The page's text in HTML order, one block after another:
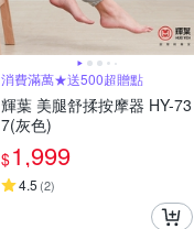
消費滿萬★送500超贈點
輝葉 美腿舒揉按摩器 HY-73
7(灰色)
$1,999
4.5 (2)